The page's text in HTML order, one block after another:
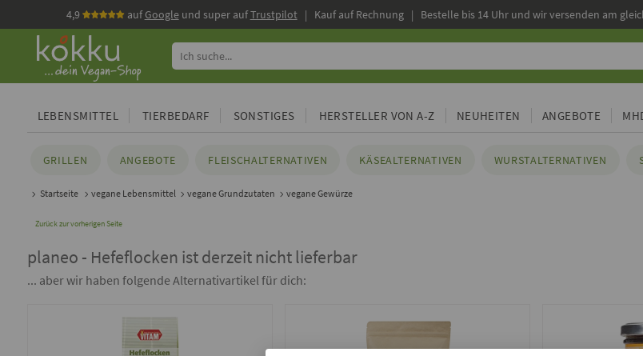
4,9 aufGoogleund super aufTrustpilot| Kauf auf Rechnung | Bestelle bis 14 Uhr und wir versenden am
LEBENSMITTEL TIERBEDARF SONSTIGES HERSTELLER VON A-Z NEUHEITEN ANGEBOTE
GRILLEN ANGEBOTE FLEISCHALTERNATIVEN KÄSEALTERNATIVEN WURSTALTERNATIVEN
Startseite vegane Lebensmittel vegane Grundzutaten vegane Gewürze
Zurück zur vorherigen Seite
planeo - Hefeflocken ist derzeit nicht lieferbar
... aber wir haben folgende Alternativartikel für dich: